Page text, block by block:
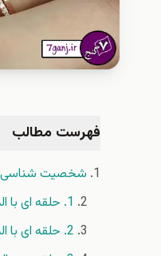
مطالب
شخصیت شناسی حلقه ازدواج